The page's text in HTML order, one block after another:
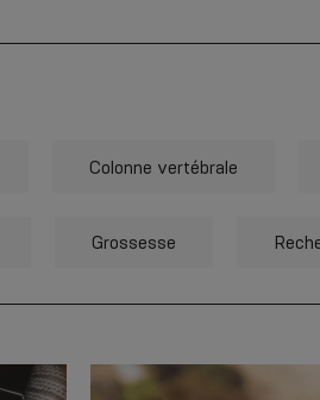
Colonne vertébrale
Grossesse